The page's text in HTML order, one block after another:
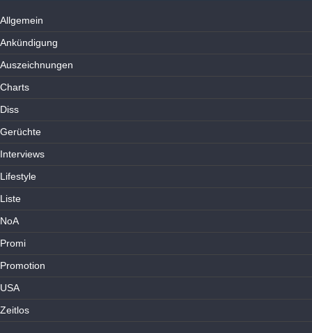
Allgemein
Ankündigung
Auszeichnungen
Charts
Diss
Gerüchte
Interviews
Lifestyle
Liste
NoA
Promi
Promotion
USA
Zeitlos